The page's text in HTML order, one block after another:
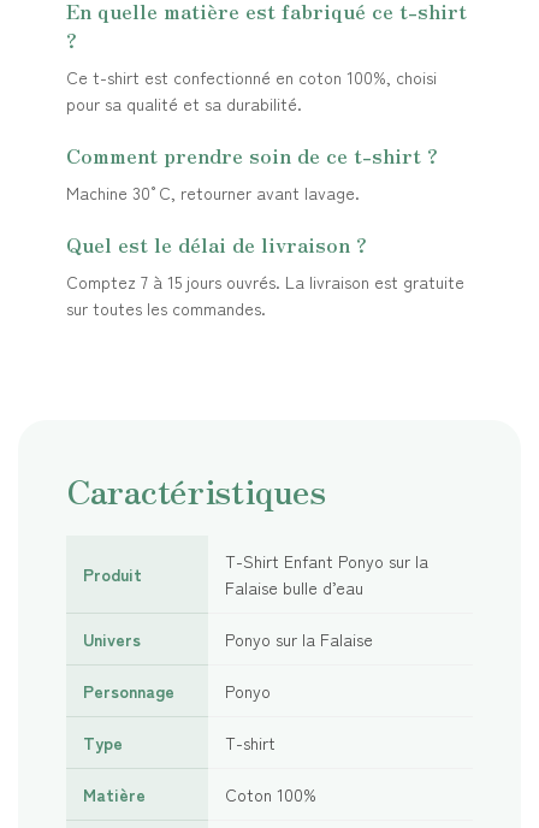
En quelle matière est fabriqué ce t-shirt
?
Ce t-shirt est confectionné en coton 100%, choisi
pour sa qualité et sa durabilité.
Comment prendre soin de ce t-shirt ?
Machine 30°C, retourner avant lavage.
Quel est le délai de livraison ?
Comptez 7 à 15 jours ouvrés. La livraison est gratuite
sur toutes les commandes.
Caractéristiques
Produit
T-Shirt Enfant Ponyo sur la
Falaise bulle d’eau
Univers Ponyo sur la Falaise
Personnage Ponyo
Type T-shirt
Matière Coton 100%